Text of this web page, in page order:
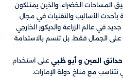
الخضراء، والذين يمتلكون
بأحدث الأساليب والتقنيات في مجال
في عالم الزراعة والديكور الخارجي
على الجمال فقط، بل تتسم بالاستدامة
العين و أبو ظبي ​​ على استخدام
تتناسب مع مناخ دولة الإمارات،